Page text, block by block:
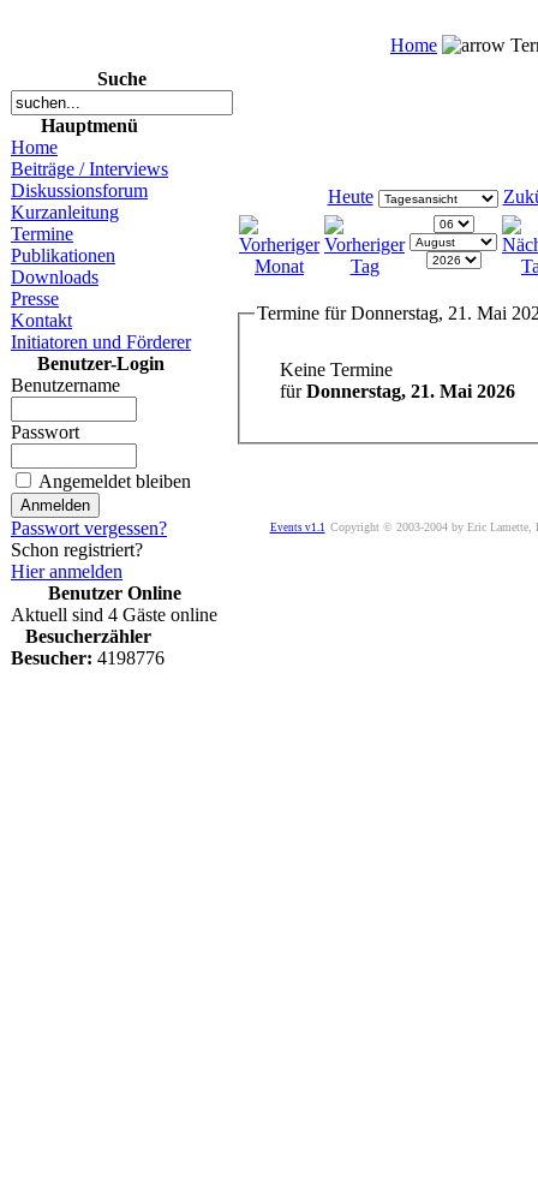
Home
Suche
Hauptmenü
Home
Beiträge / Interviews
Diskussionsforum
Kurzanleitung
Termine
Publikationen
Downloads
Presse
Kontakt
Initiatoren und Förderer
Benutzer-Login
Benutzername
Passwort
Angemeldet bleiben
Passwort vergessen?
Schon registriert?
Hier anmelden
Benutzer Online
Aktuell sind 4 Gäste online
Besucherzähler
Besucher: 4198776
Heute
Termine für Donnerstag, 21. Mai
Keine Termine
fürDonnerstag, 21. Mai 2026
Events v1.1 Copyright © 2003-2004 by Eric Lamette,